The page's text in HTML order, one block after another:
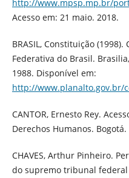
http://www.mpsp.mp.br/
Acesso em: 21 maio. 2018.
BRASIL, Constituição
Federativa do Brasil.
1988. Disponível em:
http://www.planalto.gov.br/
CANTOR, Ernesto Rey.
Derechos Humanos. Bogotá.
CHAVES, Arthur Pinheiro.
do supremo tribunal